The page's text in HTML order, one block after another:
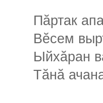
Пăртак
Вĕсем
Ыйхăран
Тăнă